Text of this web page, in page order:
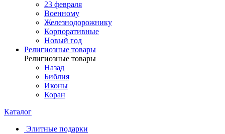
23 февраля
Военному
Железнодорожнику
Корпоративные
Новый год
Религиозные товары
Религиозные товары
Назад
Библия
Иконы
Коран
Каталог
Элитные подарки